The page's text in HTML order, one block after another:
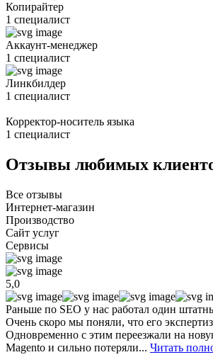
Копирайтер
1 специалист
Аккаунт-менеджер
1 специалист
Линкбилдер
1 специалист
Корректор-носитель языка
1 специалист
Отзывы любимых
Все отзывы
Интернет-магазин
Производство
Сайт услуг
Сервисы
5,0
Раньше по SEO у нас работал один
Очень скоро мы поняли, что его
Одновременно с этим переезжали на
Magento и сильно потеряли... Читать